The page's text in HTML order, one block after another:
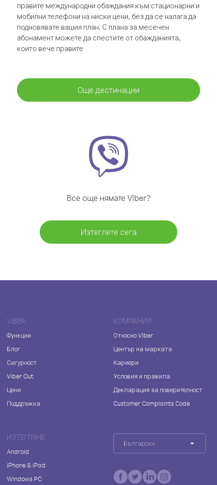
правите международни обаждания към стационарни и
мобилни телефони на ниски цени, без да се налага да
подновявате вашия план. С плана за месечен
абонамент можете да спестите от обажданията,
които вече правите
Още дестинации
Все още нямате Viber?
Изтеглете сега
VIBER
Функции
Блог
Сигурност
Viber Out
Цени
Поддръжка
КОМПАНИЯ
Относно Viber
Център на марката
Кариери
Условия и правила
Декларация за поверителност
Customer Complaints Code
ИЗТЕГЛЯНЕ
Android
iPhone & iPad
Windows PC
Български